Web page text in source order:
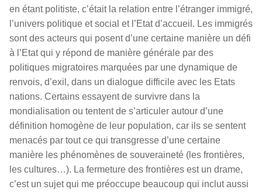
en étant politiste, c’était la relation entre l’étranger immigré,
l’univers politique et social et l’Etat d’accueil. Les immigrés
sont des acteurs qui posent d’une certaine manière un défi
à l’Etat qui y répond de manière générale par des
politiques migratoires marquées par une dynamique de
renvois, d’exil, dans un dialogue difficile avec les Etats
nations. Certains essayent de survivre dans la
mondialisation ou tentent de s’articuler autour d’une
définition homogène de leur population, car ils se sentent
menacés par tout ce qui transgresse d’une certaine
manière les phénomènes de souveraineté (les frontières,
les cultures…). La fermeture des frontières est un drame,
c’est un sujet qui me préoccupe beaucoup qui inclut aussi